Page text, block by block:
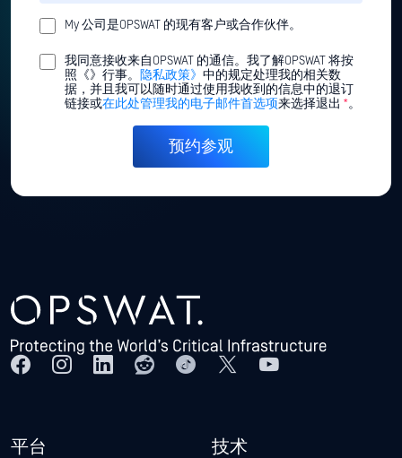
My 公司是OPSWAT 的现有客户或合作伙伴。
我同意接收来自OPSWAT 的通信。我了解OPSWAT 将按
照《》行事。
隐私政策》 中的规定处理我的相关数
据，并且我可以随时通过使用我收到的信息中的退订
链接或在此处管理我的电子邮件首选项来选择退出 *。
平台 技术